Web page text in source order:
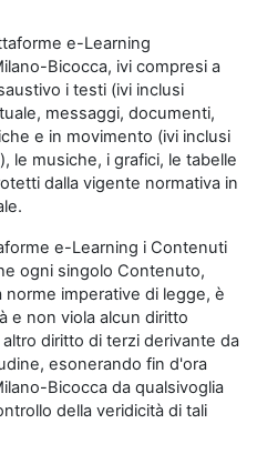
e-Learning
Bicocca, ivi compresi a
i testi (ivi inclusi
messaggi, documenti,
e in movimento (ivi inclusi
le musiche, i grafici, le tabelle
dalla vigente normativa in
e-Learning i Contenuti
ogni singolo Contenuto,
imperative di legge, è
e non viola alcun diritto
diritto di terzi derivante da
esonerando fin d'ora
Bicocca da qualsivoglia
della veridicità di tali